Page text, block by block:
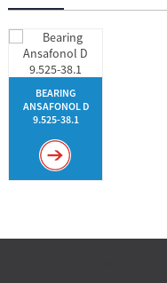
BEARING
ANSAFONOL D
9.525-38.1